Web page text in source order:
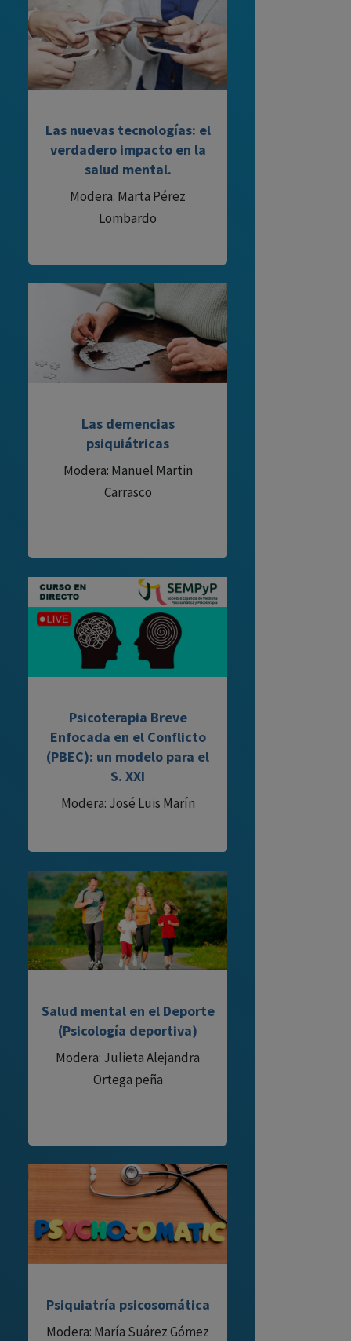
Las nuevas tecnologías: el
verdadero impacto en la
salud mental.
Modera: Marta Pérez
Lombardo
Las demencias
psiquiátricas
Modera: Manuel Martin
Carrasco
Psicoterapia Breve
Enfocada en el Conflicto
(PBEC): un modelo para el
S. XXI
Modera: José Luis Marín
Salud mental en el Deporte
(Psicología deportiva)
Modera: Julieta Alejandra
Ortega peña
Psiquiatría psicosomática
Modera: María Suárez Gómez